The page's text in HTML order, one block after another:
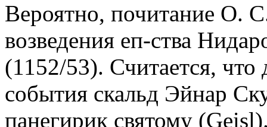
Вероятно, почитание О.
возведения еп-ства
(1152/53). Считается, что
события скальд Эйнар
панегирик святому